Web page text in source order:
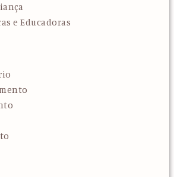
e Educadoras